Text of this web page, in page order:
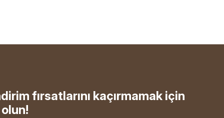
fırsatlarını kaçırmamak için